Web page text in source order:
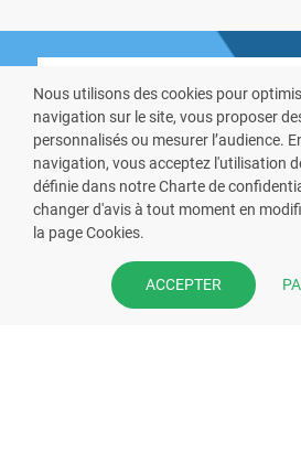
VOUS ÊTES
Prenez la main sur votre
pharmacie et offrez à
l’application mobile de
Nous utilisons des cookies pour
navigation sur le site, vous proposer
personnalisés ou mesurer l’audience.
navigation, vous acceptez l'utilisation
définie dans notre Charte de
changer d'avis à tout moment en
la page Cookies.
ACCEPTER